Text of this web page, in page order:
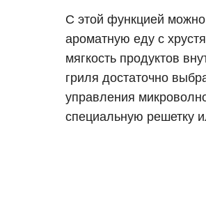
С этой функцией можно
ароматную еду с
мягкость продуктов
гриля достаточно
управления
специальную решетку